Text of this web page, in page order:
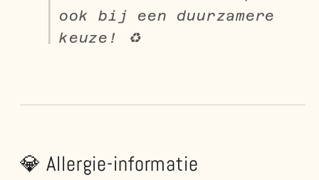
ook bij een duurzamere
keuze! ♻️
💎 Allergie-informatie